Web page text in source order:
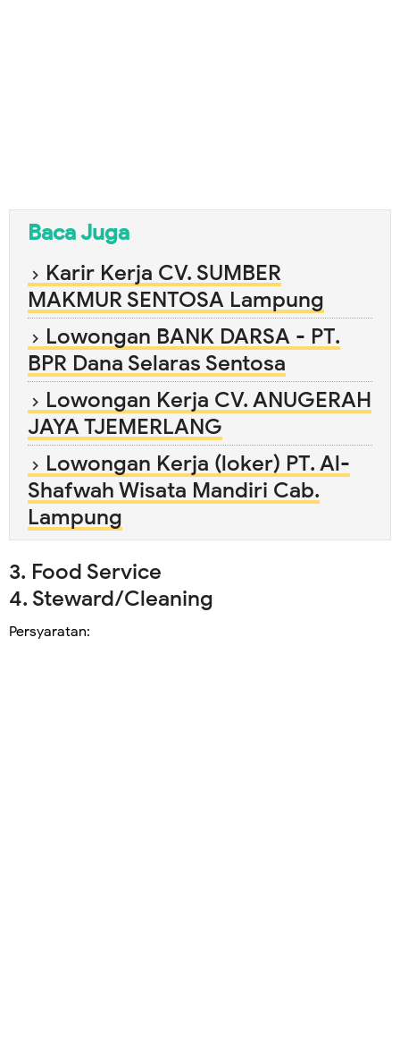
Baca Juga
Karir Kerja CV. SUMBER
MAKMUR SENTOSA Lampung
Lowongan BANK DARSA - PT.
BPR Dana Selaras Sentosa
Lowongan Kerja CV. ANUGERAH
JAYA TJEMERLANG
Lowongan Kerja (loker) PT. Al-
Shafwah Wisata Mandiri Cab.
Lampung
3. Food Service
4. Steward/Cleaning
Persyaratan: